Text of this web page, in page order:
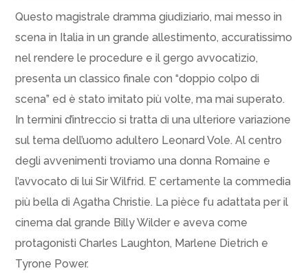
Questo magistrale dramma giudiziario, mai messo in
scena in Italia in un grande allestimento, accuratissimo
nel rendere le procedure e il gergo avvocatizio,
presenta un classico finale con “doppio colpo di
scena” ed è stato imitato più volte, ma mai superato.
In termini d’intreccio si tratta di una ulteriore variazione
sul tema dell’uomo adultero Leonard Vole. Al centro
degli avvenimenti troviamo una donna Romaine e
l’avvocato di lui Sir Wilfrid. E’ certamente la commedia
più bella di Agatha Christie. La pièce fu adattata per il
cinema dal grande Billy Wilder e aveva come
protagonisti Charles Laughton, Marlene Dietrich e
Tyrone Power.